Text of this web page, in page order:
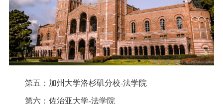
第五：加州大学洛杉矶分校-法学院
第六：佐治亚大学-法学院